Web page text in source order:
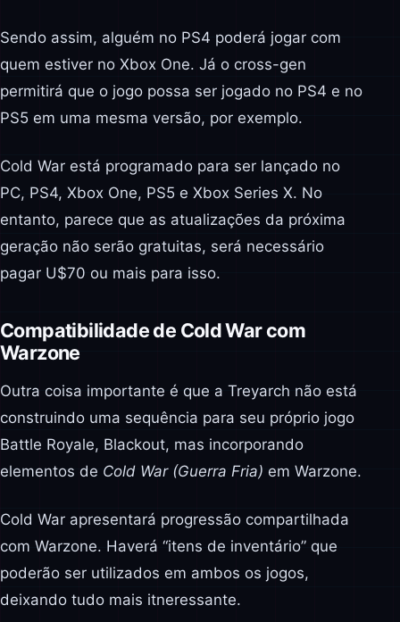
Sendo assim, alguém no PS4 poderá jogar com
quem estiver no Xbox One. Já o cross-gen
permitirá que o jogo possa ser jogado no PS4 e no
PS5 em uma mesma versão, por exemplo.
Cold War está programado para ser lançado no
PC, PS4, Xbox One, PS5 e Xbox Series X. No
entanto, parece que as atualizações da próxima
geração não serão gratuitas, será necessário
pagar U$70 ou mais para isso.
Compatibilidade de Cold War com
Warzone
Outra coisa importante é que a Treyarch não está
construindo uma sequência para seu próprio jogo
Battle Royale, Blackout, mas incorporando
elementos de Cold War (Guerra Fria) em Warzone.
Cold War apresentará progressão compartilhada
com Warzone. Haverá “itens de inventário” que
poderão ser utilizados ​​em ambos os jogos,
deixando tudo mais itneressante.